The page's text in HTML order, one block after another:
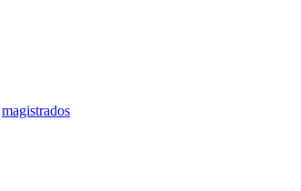
magistrados